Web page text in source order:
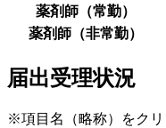
薬剤師（常勤）
薬剤師（非常勤）
届出受理状況
※項目名（略称）をク